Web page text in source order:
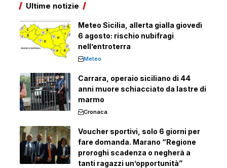
Ultime notizie
Meteo Sicilia, allerta gialla giovedì
6 agosto: rischio nubifragi
nell’entroterra
Meteo
Carrara, operaio siciliano di 44
anni muore schiacciato da lastre di
marmo
Cronaca
Voucher sportivi, solo 6 giorni per
fare domanda. Marano “Regione
proroghi scadenza o negherà a
tanti ragazzi un’opportunità”